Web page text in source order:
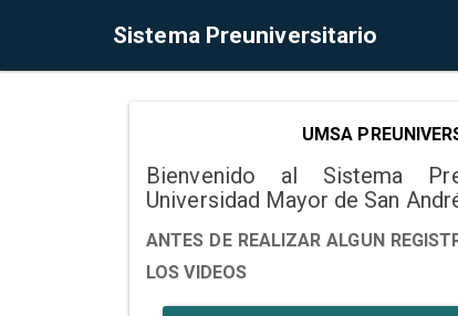
Sistema Preuniversitario
UMSA
Bienvenido al Sistema
Universidad Mayor de San
ANTES DE REALIZAR ALGUN
LOS VIDEOS